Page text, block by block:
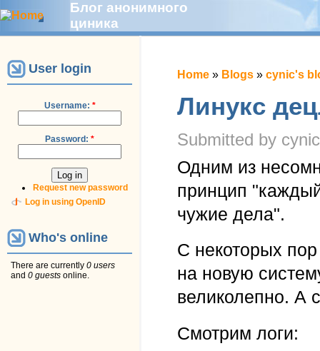
Блог анонимного
циника
User login
Username: *
Password: *
Request new password
Log in using OpenID
Who's online
There are currently 0 users
and 0 guests online.
Home » Blogs » cynic's
Линукс
Submitted by
Одним из
принцип
чужие дела".
С некоторых
на новую
великолепно. А
Смотрим логи: